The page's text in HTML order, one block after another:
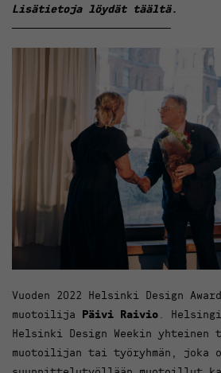
Lisätietoja löydät täältä.
Vuoden 2022 Helsinki Design
muotoilija Päivi Raivio .
Helsinki Design Weekin yhteinen
muotoilijan tai työryhmän, joka